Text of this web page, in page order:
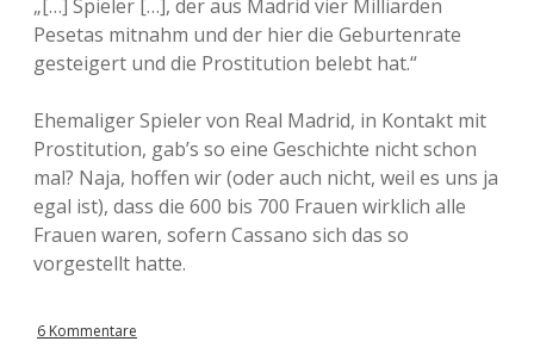
„[…] Spieler […], der aus Madrid vier Milliarden
Pesetas mitnahm und der hier die Geburtenrate
gesteigert und die Prostitution belebt hat.“
Ehemaliger Spieler von Real Madrid, in Kontakt mit
Prostitution, gab’s so eine Geschichte nicht schon
mal? Naja, hoffen wir (oder auch nicht, weil es uns ja
egal ist), dass die 600 bis 700 Frauen wirklich alle
Frauen waren, sofern Cassano sich das so
vorgestellt hatte.
6 Kommentare